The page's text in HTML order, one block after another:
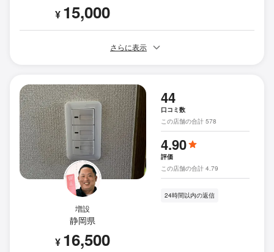
¥ 15,000
さらに表示
増設
静岡県
¥ 16,500
44
口コミ数
この店舗の合計 578
4.90
評価
この店舗の合計 4.79
24時間以内の返信